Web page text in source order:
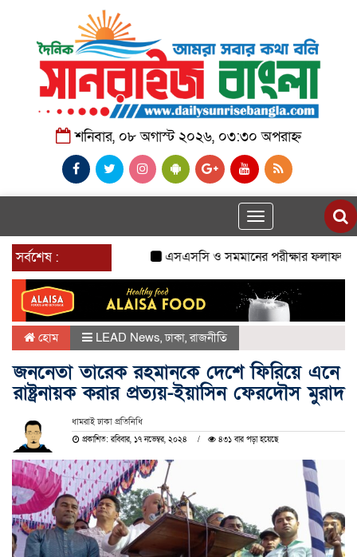
শনিবার, ০৮ অগাস্ট ২০২৬, ০৩:৩০ অপরাহ্ন
Toggle
navigation
সর্বশেষ :
এসএসসি ও সমমানের পরীক্ষার ফলাফল
হোম LEAD News,ঢাকা,রাজনীতি
জননেতা তারেক রহমানকে দেশে ফিরিয়ে এনে
রাষ্ট্রনায়ক করার প্রত্যয়-ইয়াসিন ফেরদৌস মুরাদ
ধামরাই ঢাকা প্রতিনিধি
প্রকাশিত: রবিবার, ১৭ নভেম্বর, ২০২৪ ৪৩১ বার পড়া হয়েছে